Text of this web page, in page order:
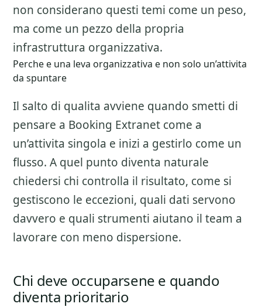
non considerano questi temi come un peso,
ma come un pezzo della propria
infrastruttura organizzativa.
Perche e una leva organizzativa e non solo un’attivita
da spuntare
Il salto di qualita avviene quando smetti di
pensare a Booking Extranet come a
un’attivita singola e inizi a gestirlo come un
flusso. A quel punto diventa naturale
chiedersi chi controlla il risultato, come si
gestiscono le eccezioni, quali dati servono
davvero e quali strumenti aiutano il team a
lavorare con meno dispersione.
Chi deve occuparsene e quando
diventa prioritario